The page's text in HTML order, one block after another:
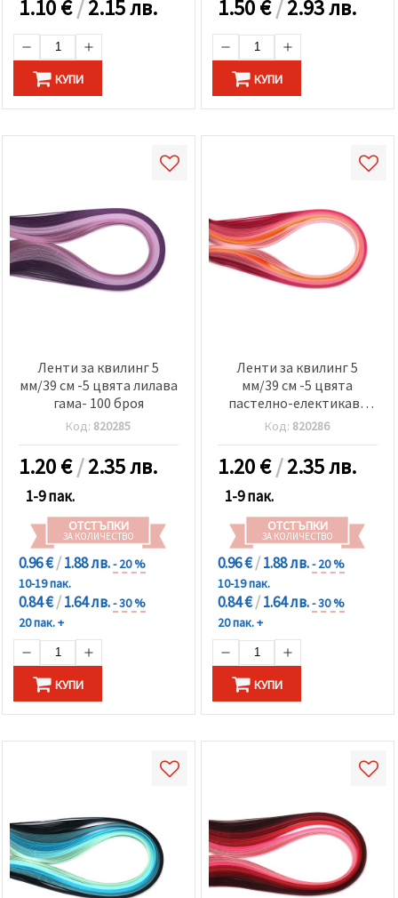
1.10€/2.15 лв.
КУПИ
1.50€/2.93 лв.
КУПИ
Ленти за квилинг 5
мм/39 см -5 цвята лилава
гама- 100 броя
Код: 820285
1.20€/2.35 лв.
1-9 пак.
ОТСТЪПКИ
ЗА КОЛИЧЕСТВО
0.96 €/1.88 лв.- 20 %
10-19 пак.
0.84 €/1.64 лв.- 30 %
20 пак. +
КУПИ
Ленти за квилинг 5
мм/39 см -5 цвята
пастелно-електикава
гама гама- 100 броя
Код: 820286
1.20€/2.35 лв.
1-9 пак.
ОТСТЪПКИ
ЗА КОЛИЧЕСТВО
0.96 €/1.88 лв.- 20 %
10-19 пак.
0.84 €/1.64 лв.- 30 %
20 пак. +
КУПИ